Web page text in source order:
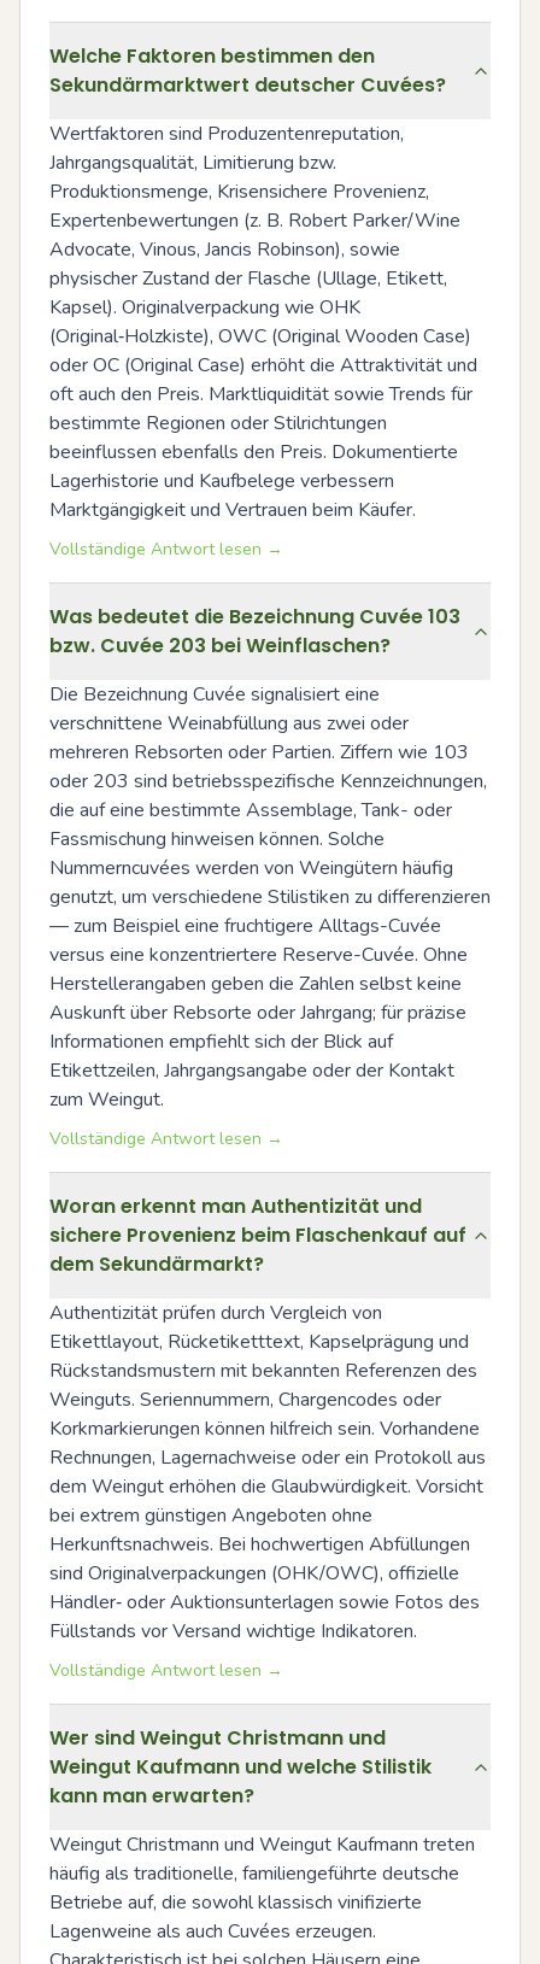
Welche Faktoren bestimmen den
Sekundärmarktwert deutscher Cuvées?
Wertfaktoren sind Produzentenreputation,
Jahrgangsqualität, Limitierung bzw.
Produktionsmenge, Krisensichere Provenienz,
Expertenbewertungen (z. B. Robert Parker/Wine
Advocate, Vinous, Jancis Robinson), sowie
physischer Zustand der Flasche (Ullage, Etikett,
Kapsel). Originalverpackung wie OHK
(Original‑Holzkiste), OWC (Original Wooden Case)
oder OC (Original Case) erhöht die Attraktivität und
oft auch den Preis. Marktliquidität sowie Trends für
bestimmte Regionen oder Stilrichtungen
beeinflussen ebenfalls den Preis. Dokumentierte
Lagerhistorie und Kaufbelege verbessern
Marktgängigkeit und Vertrauen beim Käufer.
Vollständige Antwort lesen →
Was bedeutet die Bezeichnung Cuvée 103
bzw. Cuvée 203 bei Weinflaschen?
Die Bezeichnung Cuvée signalisiert eine
verschnittene Weinabfüllung aus zwei oder
mehreren Rebsorten oder Partien. Ziffern wie 103
oder 203 sind betriebsspezifische Kennzeichnungen,
die auf eine bestimmte Assemblage, Tank- oder
Fassmischung hinweisen können. Solche
Nummerncuvées werden von Weingütern häufig
genutzt, um verschiedene Stilistiken zu differenzieren
— zum Beispiel eine fruchtigere Alltags-Cuvée
versus eine konzentriertere Reserve-Cuvée. Ohne
Herstellerangaben geben die Zahlen selbst keine
Auskunft über Rebsorte oder Jahrgang; für präzise
Informationen empfiehlt sich der Blick auf
Etikettzeilen, Jahrgangsangabe oder der Kontakt
zum Weingut.
Vollständige Antwort lesen →
Woran erkennt man Authentizität und
sichere Provenienz beim Flaschenkauf auf
dem Sekundärmarkt?
Authentizität prüfen durch Vergleich von
Etikettlayout, Rücketiketttext, Kapselprägung und
Rückstandsmustern mit bekannten Referenzen des
Weinguts. Seriennummern, Chargencodes oder
Korkmarkierungen können hilfreich sein. Vorhandene
Rechnungen, Lagernachweise oder ein Protokoll aus
dem Weingut erhöhen die Glaubwürdigkeit. Vorsicht
bei extrem günstigen Angeboten ohne
Herkunftsnachweis. Bei hochwertigen Abfüllungen
sind Originalverpackungen (OHK/OWC), offizielle
Händler‑ oder Auktionsunterlagen sowie Fotos des
Füllstands vor Versand wichtige Indikatoren.
Vollständige Antwort lesen →
Wer sind Weingut Christmann und
Weingut Kaufmann und welche Stilistik
kann man erwarten?
Weingut Christmann und Weingut Kaufmann treten
häufig als traditionelle, familiengeführte deutsche
Betriebe auf, die sowohl klassisch vinifizierte
Lagenweine als auch Cuvées erzeugen.